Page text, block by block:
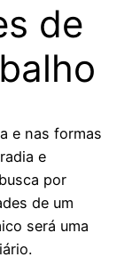
de
e nas formas
e
por
de um
será uma